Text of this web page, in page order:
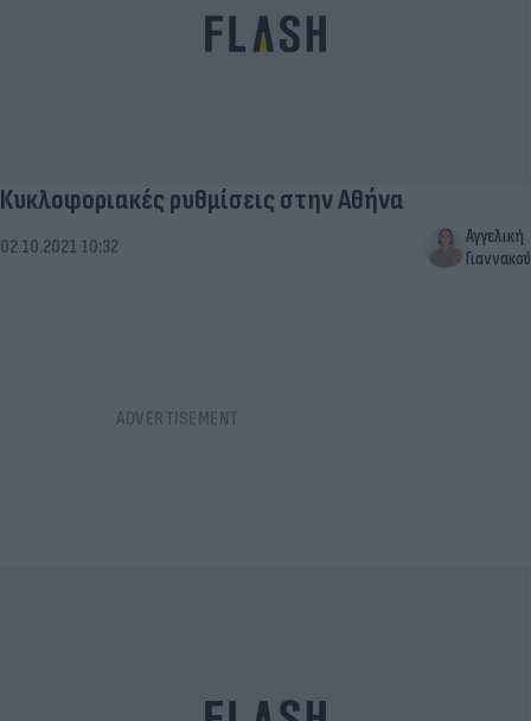
Κυκλοφοριακές ρυθμίσεις στην Αθήνα
02.10.2021 10:32
Αγγελική
Γιαννακού